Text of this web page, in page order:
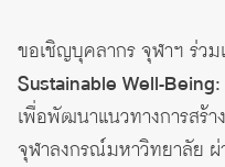
ขอเชิญบุคลากร จุฬาฯ ร่วม
Sustainable Well-
เพื่อพัฒนาแนวทางการสร้า
จุฬาลงกรณ์มหาวิทยาลัย